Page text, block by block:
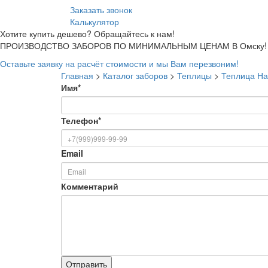
Заказать звонок
Калькулятор
Хотите купить дешево? Обращайтесь к нам!
ПРОИЗВОДСТВО ЗАБОРОВ ПО МИНИМАЛЬНЫМ ЦЕНАМ В Омску!
Оставьте заявку на расчёт стоимости и мы Вам перезвоним!
Главная > Каталог заборов > Теплицы > Теплица
Имя*
Телефон*
Email
Комментарий